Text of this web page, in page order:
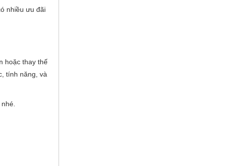
nhiều ưu đãi
hoặc thay thế
tính năng, và